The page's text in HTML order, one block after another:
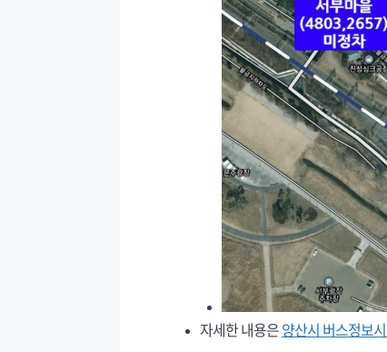
자세한 내용은 양산시 버스정보